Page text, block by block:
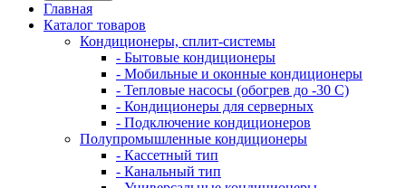
Главная
Каталог товаров
Кондиционеры, сплит-системы
- Бытовые кондиционеры
- Мобильные и оконные кондиционеры
- Тепловые насосы (обогрев до -30 C)
- Кондиционеры для серверных
- Подключение кондиционеров
Полупромышленные кондиционеры
- Кассетный тип
- Канальный тип